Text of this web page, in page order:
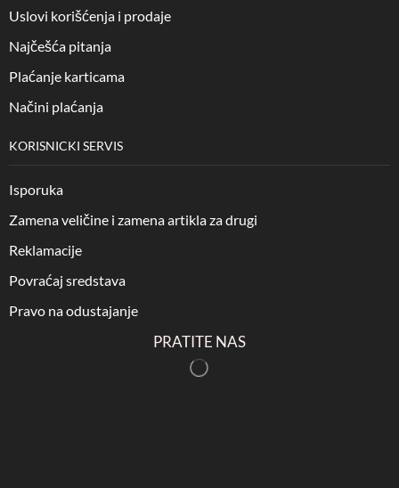
Uslovi korišćenja i prodaje
Najčešća pitanja
Plaćanje karticama
Načini plaćanja
KORISNICKI SERVIS
Isporuka
Zamena veličine i zamena artikla za drugi
Reklamacije
Povraćaj sredstava
Pravo na odustajanje
PRATITE NAS